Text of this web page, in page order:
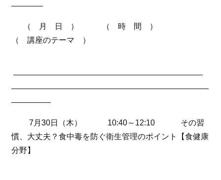
————
（ 月 日 ） （ 時 間 ）
（ 講座のテーマ ）
————————————————————————
—————————————————————————
—————
7月30日（木） 10:40～12:10 その習
慣、大丈夫？食中毒を防ぐ衛生管理のポイント【食健康
分野】